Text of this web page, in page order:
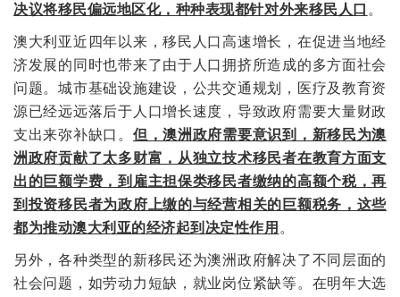
决议将移民偏远地区化，种种表现都针对外来移民人口 。
澳大利亚近四年以来，移民人口高速增长，在促进当地经
济发展的同时也带来了由于人口拥挤所造成的多方面社会
问题。城市基础设施建设，公共交通规划，医疗及教育资
源已经远远落后于人口增长速度，导致政府需要大量财政
支出来弥补缺口。 但，澳洲政府需要意识到，新移民为澳
洲政府贡献了太多财富，从独立技术移民者在教育方面支
出的巨额学费，到雇主担保类移民者缴纳的高额个税，再
到投资移民者为政府上缴的与经营相关的巨额税务，这些
都为推动澳大利亚的经济起到决定性作用 。
另外，各种类型的新移民还为澳洲政府解决了不同层面的
社会问题，如劳动力短缺，就业岗位紧缺等。在明年大选